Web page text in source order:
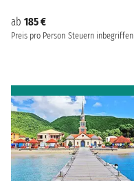
ab 185 €
Preis pro Person Steuern inbegriffen